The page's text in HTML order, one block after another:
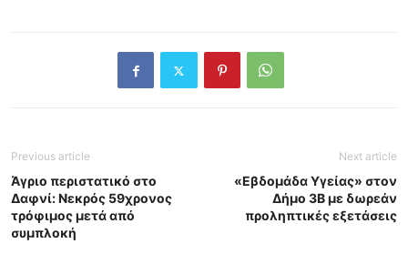
Previous article
Άγριο περιστατικό στο
Δαφνί: Νεκρός 59χρονος
τρόφιμος μετά από
συμπλοκή
Next article
«Εβδομάδα Υγείας» στον
Δήμο 3Β με δωρεάν
προληπτικές εξετάσεις